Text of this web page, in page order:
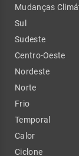
Mudanças
Sul
Sudeste
Centro-Oeste
Nordeste
Norte
Frio
Temporal
Calor
Ciclone